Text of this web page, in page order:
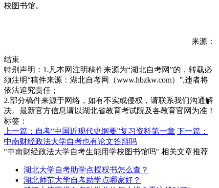
校图书馆。
来源：
结束
特别声明：1.凡本网注明稿件来源为“湖北自考网”的，转载必
须注明“稿件来源：湖北自考网（www.hbzkw.com）”,违者将
依法追究责任；
2.部分稿件来源于网络，如有不实或侵权，请联系我们沟通解
决。最新官方信息请以湖北省教育考试院及各教育官网为准！
标签：
上一篇：自考“中国近现代史纲要”复习资料第一章 下一篇：
中南财经政法大学自考也有论文答辩吗
"中南财经政法大学自考生能用学校图书馆吗" 相关文章推荐
湖北大学自考助学点授权书怎么查？
湖北师范大学自考助学点哪家好？